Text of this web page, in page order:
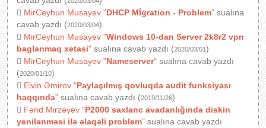
MirCeyhun Musayev "DHCP Mİgration - Problem" sualına
cavab yazdı (2020/03/04)
MirCeyhun Musayev "Windows 10-dan Server 2k8r2 vpn
baglanmaq xetasi" sualına cavab yazdı (2020/03/01)
MirCeyhun Musayev "Nameserver" sualına cavab yazdı
(2020/01/10)
Elvin Əmirov "Paylaşılmış qovluqda audit funksiyası
haqqında" sualına cavab yazdı (2019/11/26)
Fərid Mirzəyev "P2000 saxlanc avadanlığında diskin
yenilənməsi ilə əlaqəli problem" sualına cavab yazdı